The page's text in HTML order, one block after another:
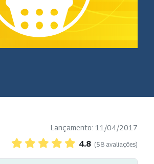
Lançamento: 11/04/2017
4.8 (58 avaliações)